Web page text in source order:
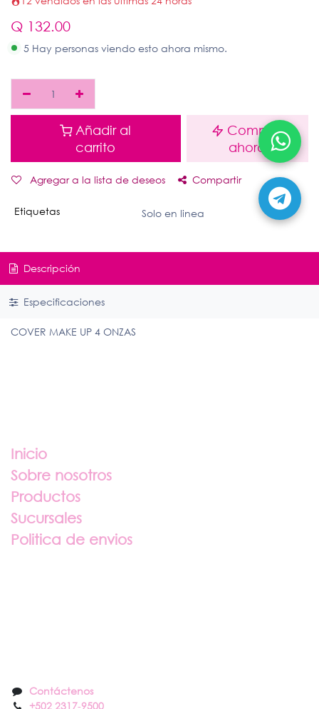
Q 132.00
5 Hay personas viendo esto ahora mismo.
Añadir al
carrito
Comprar
ahora
Agregar a la lista de deseos Compartir
Etiquetas Solo en linea
Descripción
Especificaciones
COVER MAKE UP 4 ONZAS
Inicio
Sobre nosotros
Productos
Sucursales
Politica de envios
Contáctenos
+502 2317-9500